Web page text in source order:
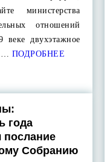
министерства
отношений
веке двухэтажное
ПОДРОБНЕЕ
года
послание
Собранию